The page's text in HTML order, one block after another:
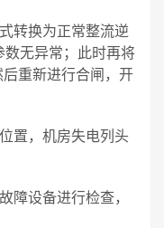
转换为正常整流逆
无异常；此时再将
重新进行合闸，开
置，机房失电列头
障设备进行检查，